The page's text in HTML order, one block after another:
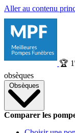
Aller au contenu
🏆 1
obsèques
Obsèques
Comparer les